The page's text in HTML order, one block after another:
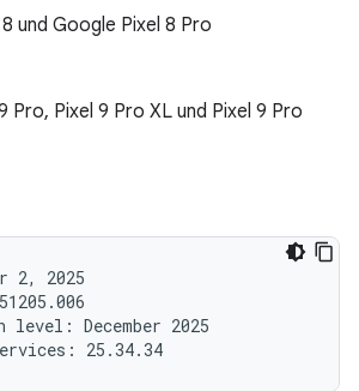
und Google Pixel 8 Pro
Pro, Pixel 9 Pro XL und Pixel 9 Pro
2, 2025
level: December 2025